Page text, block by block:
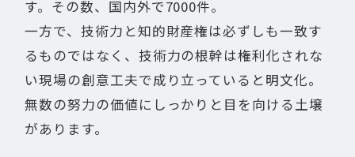
す。その数、国内外で7000件。
一方で、技術力と知的財産権は必ずしも一致す
るものではなく、技術力の根幹は権利化されな
い現場の創意工夫で成り立っていると明文化。
無数の努力の価値にしっかりと目を向ける土壌
があります。